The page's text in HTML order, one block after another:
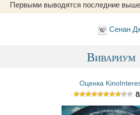
Первыми выводятся последние
Сенан
Вивариум
Оценка